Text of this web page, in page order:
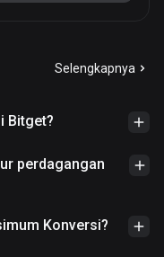
Selengkapnya
Bitget?
perdagangan
Konversi?